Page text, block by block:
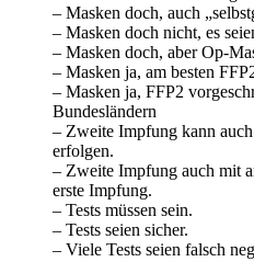
– Masken doch, auch
– Masken doch nicht, es
– Masken doch, aber Op-
– Masken ja, am besten
– Masken ja, FFP2
Bundesländern
– Zweite Impfung kann
erfolgen.
– Zweite Impfung auch mit
erste Impfung.
– Tests müssen sein.
– Tests seien sicher.
– Viele Tests seien falsch